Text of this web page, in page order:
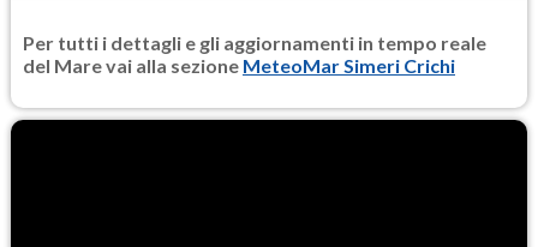
Per tutti i dettagli e gli aggiornamenti in tempo reale
del Mare vai alla sezione MeteoMar Simeri Crichi